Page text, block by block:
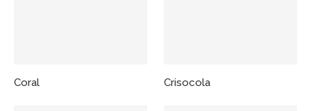
Coral Crisocola